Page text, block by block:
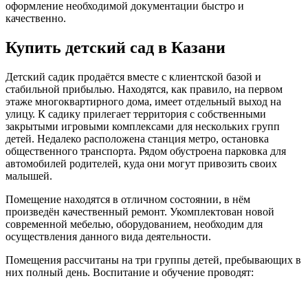
оформление необходимой документации быстро и
качественно.
Купить детский сад в Казани
Детский садик продаётся вместе с клиентской базой и
стабильной прибылью. Находятся, как правило, на первом
этаже многоквартирного дома, имеет отдельный выход на
улицу. К садику прилегает территория с собственными
закрытыми игровыми комплексами для нескольких групп
детей. Недалеко расположена станция метро, остановка
общественного транспорта. Рядом обустроена парковка для
автомобилей родителей, куда они могут привозить своих
малышей.
Помещение находятся в отличном состоянии, в нём
произведён качественный ремонт. Укомплектован новой
современной мебелью, оборудованием, необходим для
осуществления данного вида деятельности.
Помещения рассчитаны на три группы детей, пребывающих в
них полный день. Воспитание и обучение проводят: